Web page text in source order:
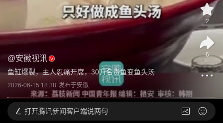
@安徽视讯
鱼缸爆裂，主人忍痛开席，30万名贵鱼变鱼头汤
2026-06-15 18:38 发布于安徽
2
6
打开腾讯新闻客户端说两句